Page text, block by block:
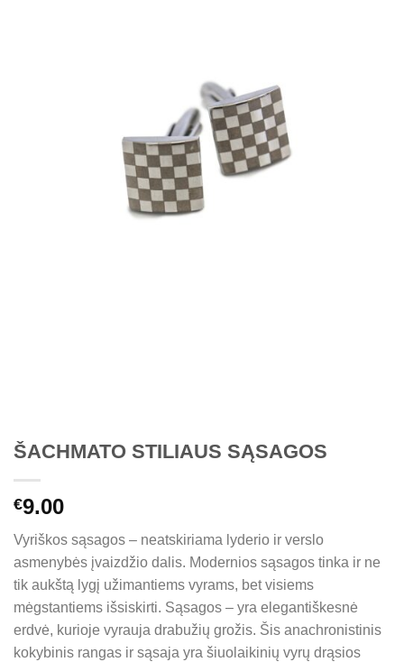
ŠACHMATO STILIAUS SĄSAGOS
€9.00
Vyriškos sąsagos – neatskiriama lyderio ir verslo
asmenybės įvaizdžio dalis. Modernios sąsagos tinka ir ne
tik aukštą lygį užimantiems vyrams, bet visiems
mėgstantiems išsiskirti. Sąsagos – yra elegantiškesnė
erdvė, kurioje vyrauja drabužių grožis. Šis anachronistinis
kokybinis rangas ir sąsaja yra šiuolaikinių vyrų drąsios